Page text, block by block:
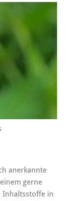
anerkannte
gerne
Inhaltsstoffe in